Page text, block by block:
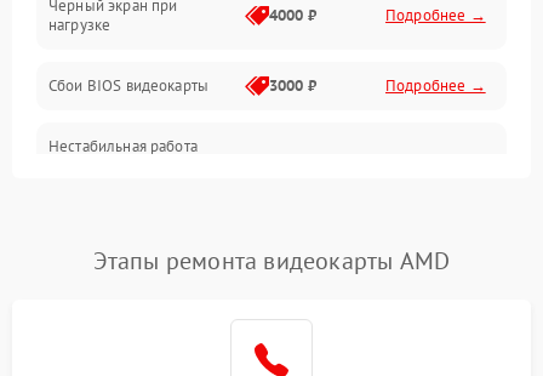
Электропитание
ПО
Электронные компоненты
Общие поломки
Черный экран при
нагрузке
4000 ₽ Подробнее →
Сбои BIOS видеокарты 3000 ₽ Подробнее →
Нестабильная работа
Этапы ремонта видеокарты AMD